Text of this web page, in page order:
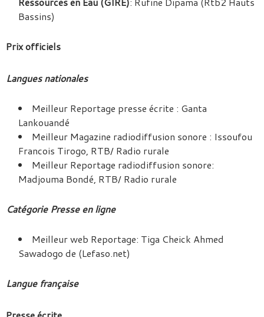
Bassins)
Prix officiels
Langues nationales
Meilleur Reportage presse écrite : Ganta
Lankouandé
Meilleur Magazine radiodiffusion sonore : Issoufou
Francois Tirogo, RTB/ Radio rurale
Meilleur Reportage radiodiffusion sonore:
Madjouma Bondé, RTB/ Radio rurale
Catégorie Presse en ligne
Meilleur web Reportage: Tiga Cheick Ahmed
Sawadogo de (Lefaso.net)
Langue française